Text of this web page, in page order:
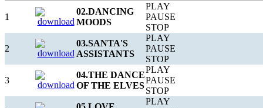
1
02.DANCING
MOODS
PLAY
PAUSE
STOP
2
03.SANTA'S
ASSISTANTS
PLAY
PAUSE
STOP
3
04.THE DANCE
OF THE ELVES
PLAY
PAUSE
STOP
PLAY